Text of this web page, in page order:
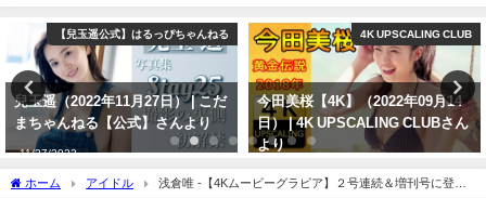
4K UPSCALING CLUB
今田美桜【4K】（2022年09月14
日） | 4K UPSCALING CLUBさん
より
メイキング
菊地姫奈 - 【2023/12/18発売！週
プレNo.1・2付録DVDチラ見せ
♪】『グラジャパ！』ならDVDが
視聴できる♪ #菊地姫奈 Hina
Kikuchi（2023年12月15日） | 週
ホーム アイドル
浅倉唯 -【4Kムービーグラビア】２号連続＆増刊号に登